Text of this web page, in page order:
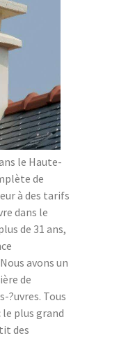
le Haute-
de
à des tarifs
dans le
de 31 ans,
avons un
de
?uvres. Tous
plus grand
des